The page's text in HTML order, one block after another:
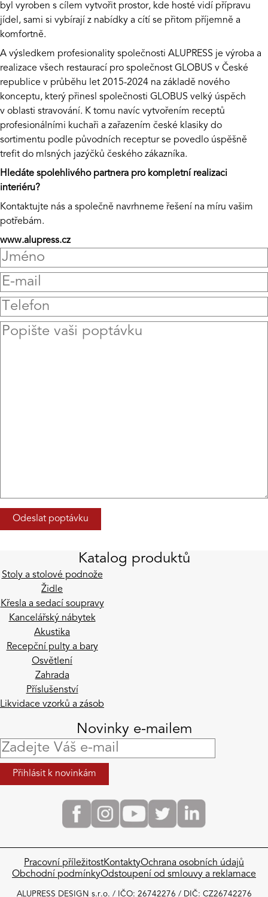
byl vyroben s cílem vytvořit prostor, kde hosté vidí přípravu
jídel, sami si vybírají z nabídky a cítí se přitom příjemně a
komfortně.
A výsledkem profesionality společnosti ALUPRESS je výroba a
realizace všech restaurací pro společnost GLOBUS v České
republice v průběhu let 2015-2024 na základě nového
konceptu, který přinesl společnosti GLOBUS velký úspěch
v oblasti stravování. K tomu navíc vytvořením receptů
profesionálními kuchaři a zařazením české klasiky do
sortimentu podle původních receptur se povedlo úspěšně
trefit do mlsných jazýčků českého zákazníka.
Hledáte spolehlivého partnera pro kompletní realizaci
interiéru?
Kontaktujte nás a společně navrhneme řešení na míru vašim
potřebám.
www.alupress.cz
Katalog produktů
Stoly a stolové podnože
Židle
Křesla a sedací soupravy
Kancelářský nábytek
Akustika
Recepční pulty a bary
Osvětlení
Zahrada
Příslušenství
Likvidace vzorků a zásob
Novinky e-mailem
Pracovní příležitostKontaktyOchrana osobních údajů
Obchodní podmínky​Odstoupení od smlouvy a reklamace
ALUPRESS DESIGN s.r.o. / IČO: 26742276 / DIČ: CZ26742276